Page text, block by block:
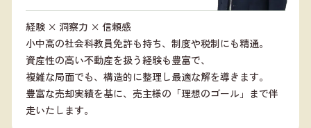
経験 × 洞察力 × 信頼感
小中高の社会科教員免許も持ち、制度や税制にも精通。
資産性の高い不動産を扱う経験も豊富で、
複雑な局面でも、構造的に整理し最適な解を導きます。
豊富な売却実績を基に、売主様の「理想のゴール」まで伴
走いたします。